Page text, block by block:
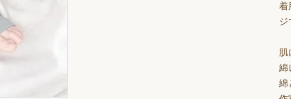
着
ジ
肌
綿
綿